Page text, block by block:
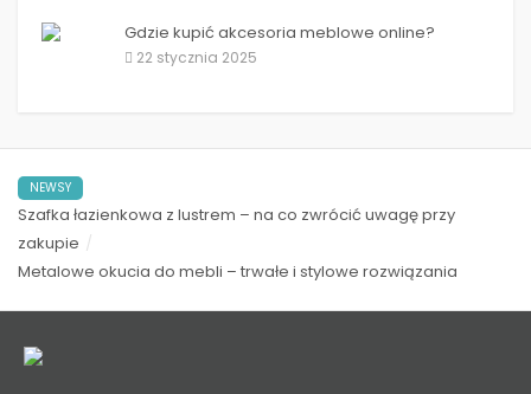
Gdzie kupić akcesoria meblowe online?
22 stycznia 2025
NEWSY
Szafka łazienkowa z lustrem – na co zwrócić uwagę przy
zakupie
Metalowe okucia do mebli – trwałe i stylowe rozwiązania